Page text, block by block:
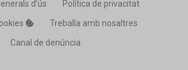
d’ús
Política de privacitat
Treballa amb nosaltres
Canal de denúncia